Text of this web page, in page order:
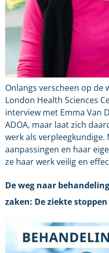
Onlangs verscheen op de
London Health Sciences
interview met Emma Van
ADOA, maar laat zich
werk als
aanpassingen en haar
ze haar werk veilig en
De weg naar
zaken: De ziekte